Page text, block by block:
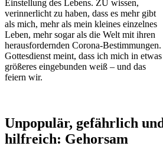
Einstellung des Lebens. ZU wissen,
verinnerlicht zu haben, dass es mehr gibt
als mich, mehr als mein kleines einzelnes
Leben, mehr sogar als die Welt mit ihren
herausfordernden Corona-Bestimmungen.
Gottesdienst meint, dass ich mich in etwas
größeres eingebunden weiß – und das
feiern wir.
Unpopulär, gefährlich und
hilfreich: Gehorsam